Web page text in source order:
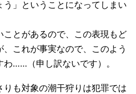
う」ということになってしまい
ことがあるので、この表現もど
、これが事実なので、このよう
わ……（申し訳ないです）。
りも対象の潮干狩りは犯罪では